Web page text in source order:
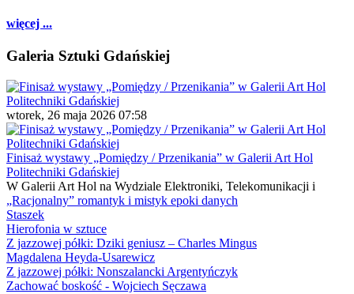
więcej ...
Galeria Sztuki Gdańskiej
wtorek, 26 maja 2026 07:58
Finisaż wystawy „Pomiędzy / Przenikania” w Galerii Art Hol
Politechniki Gdańskiej
W Galerii Art Hol na Wydziale Elektroniki, Telekomunikacji i
„Racjonalny” romantyk i mistyk epoki danych
Staszek
Hierofonia w sztuce
Z jazzowej półki: Dziki geniusz – Charles Mingus
Magdalena Heyda-Usarewicz
Z jazzowej półki: Nonszalancki Argentyńczyk
Zachować boskość - Wojciech Sęczawa